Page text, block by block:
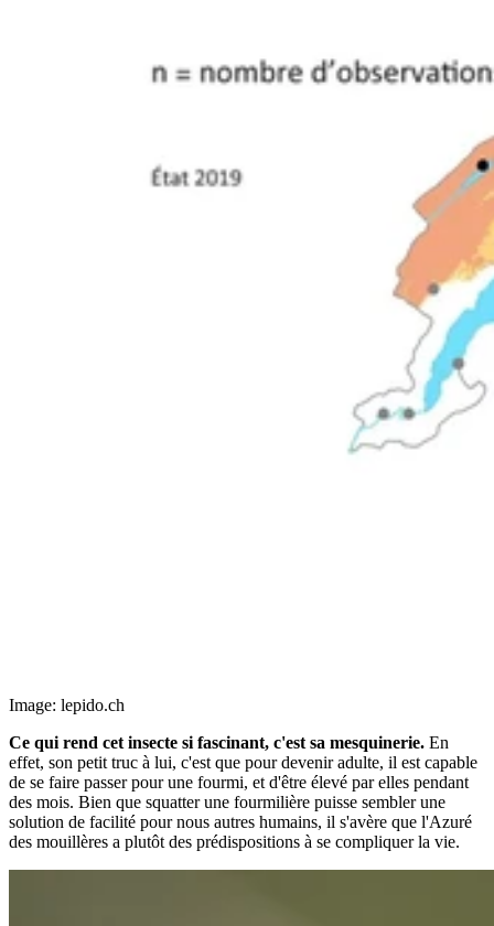
Image: lepido.ch
Ce qui rend cet insecte si fascinant, c'est sa mesquinerie. En
effet, son petit truc à lui, c'est que pour devenir adulte, il est capable
de se faire passer pour une fourmi, et d'être élevé par elles pendant
des mois. Bien que squatter une fourmilière puisse sembler une
solution de facilité pour nous autres humains, il s'avère que l'Azuré
des mouillères a plutôt des prédispositions à se compliquer la vie.